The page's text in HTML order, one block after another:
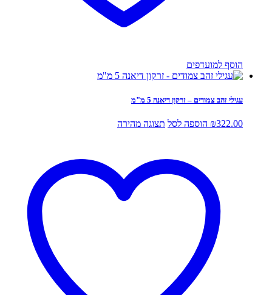
הוסף למועדפים
עגילי זהב צמודים – זרקון דיאנה 5 מ"מ
₪322.00 הוספה לסל תצוגה מהירה